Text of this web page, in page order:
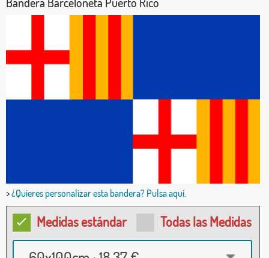
>¿Quieres personalizar esta bandera? Pulsa aquí.
Medidas estándar Todas las Medidas